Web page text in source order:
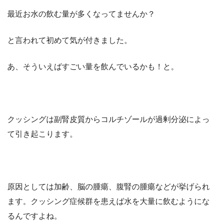
最近お水の飲む量が多くなってませんか？
と言われて初めて気が付きました。
あ、そういえばすごい量を飲んでいるかも！と。
クッシングは副腎皮質からコルチゾールが過剰分泌によっ
て引き起こります。
原因としては加齢、脳の腫瘍、腹腎の腫瘍などが挙げられ
ます。クッシング症候群を患えば水を大量に飲むようにな
るんですよね。